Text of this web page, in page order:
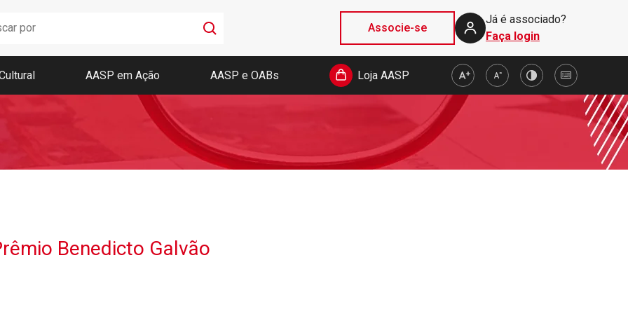
Associe-se
Já é associado?
Faça login
Boletim AASP
Coleção de Códigos de Bolso
Revista da AASP
AASP em Ação AASP e OABs Loja AASP
Benedicto Galvão